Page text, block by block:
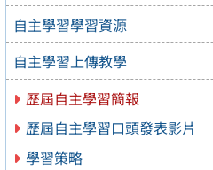
自主學習學習資源
自主學習上傳教學
歷屆自主學習簡報
歷屆自主學習口頭發表影片
學習策略